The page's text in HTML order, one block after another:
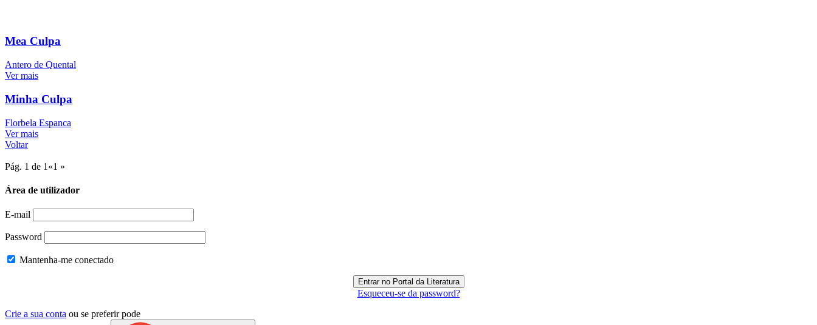
Mea Culpa
Antero de Quental
Ver mais
Minha Culpa
Florbela Espanca
Ver mais
Voltar
Pág. 1 de 1 «1 »
Área de utilizador
E-mail
Password
Mantenha-me conectado
Esqueceu-se da password?
Crie a sua conta ou se preferir pode